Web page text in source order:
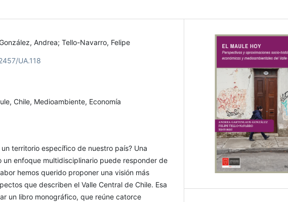
Andrea; Tello-Navarro, Felipe
UA.118
Chile, Medioambiente, Economía
territorio específico de nuestro país? Una
un enfoque multidisciplinario puede responder de
hemos querido proponer una visión más
que describen el Valle Central de Chile. Esa
un libro monográfico, que reúne catorce